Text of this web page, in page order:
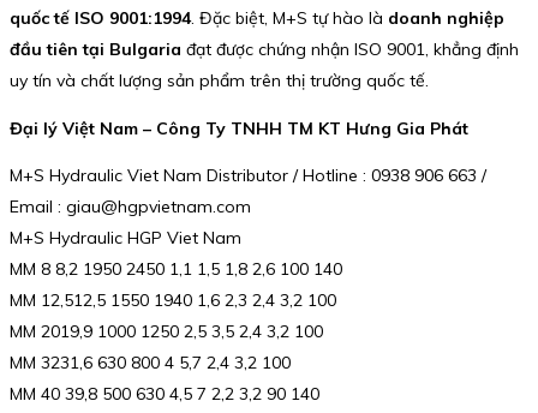
quốc tế ISO 9001:1994. Đặc biệt, M+S tự hào là doanh nghiệp
đầu tiên tại Bulgaria đạt được chứng nhận ISO 9001, khẳng định
uy tín và chất lượng sản phẩm trên thị trường quốc tế.
Đại lý Việt Nam – Công Ty TNHH TM KT Hưng Gia Phát
M+S Hydraulic Viet Nam Distributor / Hotline : 0938 906 663 /
Email : giau@hgpvietnam.com
M+S Hydraulic HGP Viet Nam
MM 8 8,2 1950 2450 1,1 1,5 1,8 2,6 100 140
MM 12,512,5 1550 1940 1,6 2,3 2,4 3,2 100
MM 2019,9 1000 1250 2,5 3,5 2,4 3,2 100
MM 3231,6 630 800 4 5,7 2,4 3,2 100
MM 40 39,8 500 630 4,5 7 2,2 3,2 90 140